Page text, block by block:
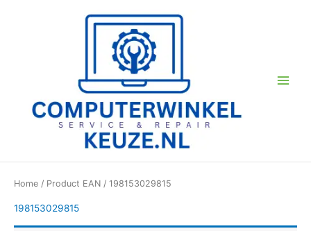
Home / Product EAN / 198153029815
198153029815